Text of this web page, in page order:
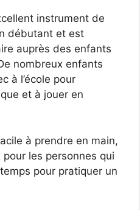
instrument de
débutant et est
auprès des enfants
nombreux enfants
à l’école pour
et à jouer en
à prendre en main,
pour les personnes qui
pour pratiquer un